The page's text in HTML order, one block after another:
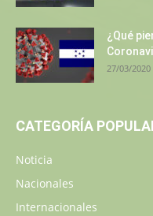
¿Qué
27/03/2020
CATEGORÍA
Noticia
Nacionales
Internacionales